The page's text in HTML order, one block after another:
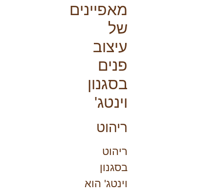
מאפיינים
של
עיצוב
פנים
בסגנון
וינטג'
ריהוט
ריהוט
בסגנון
וינטג' הוא